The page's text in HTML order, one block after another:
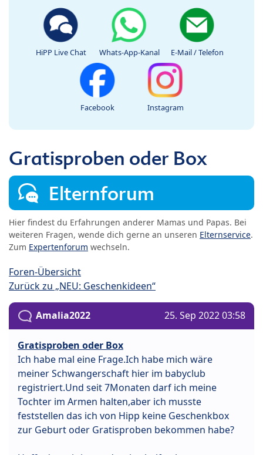
HiPP Live Chat Whats-App-Kanal E-Mail / Telefon
Facebook Instagram
Gratisproben oder Box
Elternforum
Hier findest du Erfahrungen anderer Mamas und Papas. Bei
weiteren Fragen, wende dich gerne an unseren Elternservice.
Zum Expertenforum wechseln.
Foren-Übersicht
Zurück zu „NEU: Geschenkideen“
Amalia2022 25. Sep 2022 03:58
Gratisproben oder Box
Ich habe mal eine Frage.Ich habe mich wäre
meiner Schwangerschaft hier im babyclub
registriert.Und seit 7Monaten darf ich meine
Tochter im Armen halten,aber ich musste
feststellen das ich von Hipp keine Geschenkbox
zur Geburt oder Gratisproben bekommen habe?